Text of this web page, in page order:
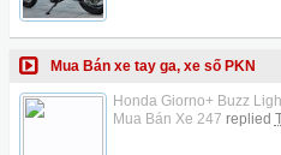
Mua Bán xe tay ga, xe số PKN
Honda Giorno+ Buzz
Mua Bán Xe 247 replied